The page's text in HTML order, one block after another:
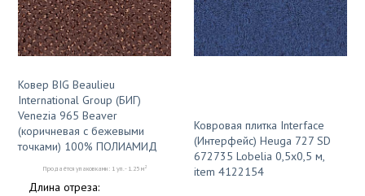
Ковер BIG Beaulieu
International Group (БИГ)
Venezia 965 Beaver
(коричневая с бежевыми
точками) 100% ПОЛИАМИД
Продаётся упаковками: 1 уп. - 1.25 м2
Длина отреза:
Ковровая плитка Interface
(Интерфейс) Heuga 727 SD
672735 Lobelia 0,5х0,5 м,
item 4122154